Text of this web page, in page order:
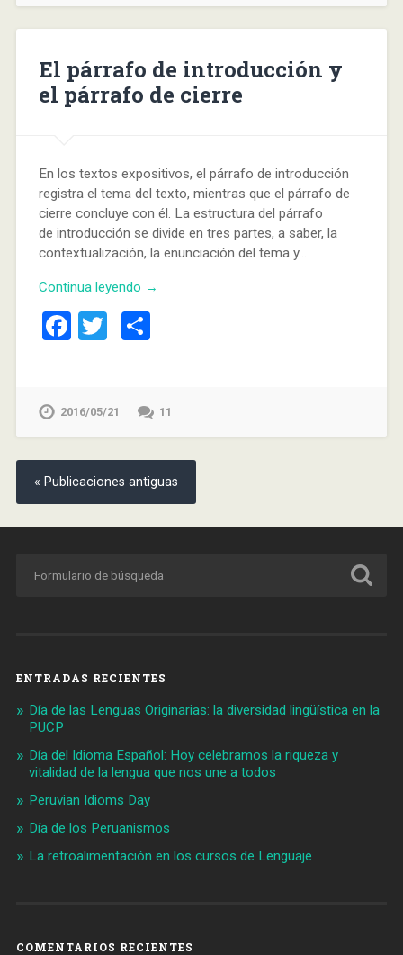
El párrafo de introducción y
el párrafo de cierre
En los textos expositivos, el párrafo de introducción
registra el tema del texto, mientras que el párrafo de
cierre concluye con él. La estructura del párrafo
de introducción se divide en tres partes, a saber, la
contextualización, la enunciación del tema y…
Continua leyendo →
Facebook
Twitter
2016/05/21 11
« Publicaciones antiguas
ENTRADAS RECIENTES
Día de las Lenguas Originarias: la diversidad lingüística en la
PUCP
Día del Idioma Español: Hoy celebramos la riqueza y
vitalidad de la lengua que nos une a todos
Peruvian Idioms Day
Día de los Peruanismos
La retroalimentación en los cursos de Lenguaje
COMENTARIOS RECIENTES